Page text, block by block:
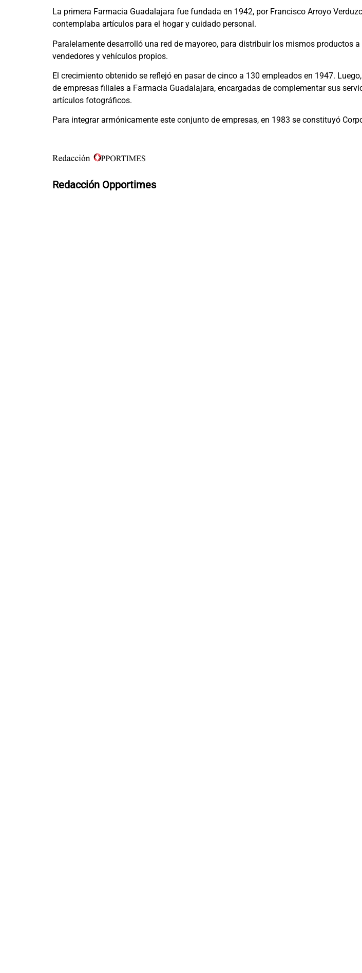
La primera Farmacia Guadalajara fue fundada en 1942, por Francisco Arroyo
contemplaba artículos para el hogar y cuidado personal.
Paralelamente desarrolló una red de mayoreo, para distribuir los mismos productos
vendedores y vehículos propios.
El crecimiento obtenido se reflejó en pasar de cinco a 130 empleados en 1947.
de empresas filiales a Farmacia Guadalajara, encargadas de complementar sus
artículos fotográficos.
Para integrar armónicamente este conjunto de empresas, en 1983 se constituyó
Redacción Opportimes